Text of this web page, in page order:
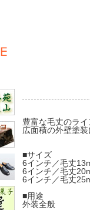
豊富な毛丈のラ
広面積の外壁塗
■サイズ
6インチ／毛丈
6インチ／毛丈
6インチ／毛丈
■用途
外装全般